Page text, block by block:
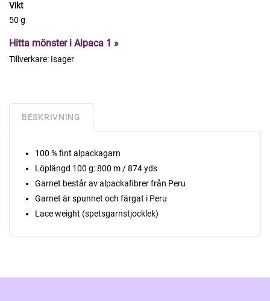
Vikt
50 g
Hitta mönster i Alpaca 1 »
Tillverkare: Isager
BESKRIVNING
100 % fint alpackagarn
Löplängd 100 g: 800 m / 874 yds
Garnet består av alpackafibrer från Peru
Garnet är spunnet och färgat i Peru
Lace weight (spetsgarnstjocklek)